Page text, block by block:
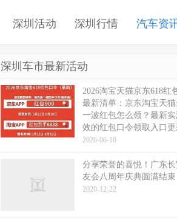
深圳活动 深圳行情 汽车资
深圳车市最新活动
2026淘宝天猫京东618红
最新清单：京东淘宝天
一波红包怎么领？最新
效的红包口令领取入口
2026-06-10
分享荣誉的喜悦！广东
友会八周年庆典圆满结束
2020-12-22